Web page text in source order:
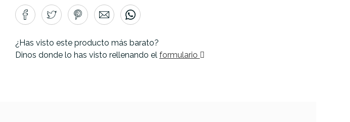
¿Has visto este producto más barato?
Dinos donde lo has visto rellenando el formulario